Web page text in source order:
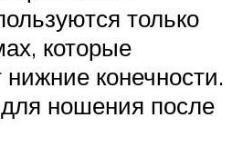
только
которые
нижние конечности.
ношения после